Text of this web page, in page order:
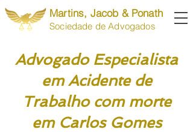
Martins, Jacob & Ponath
Sociedade de Advogados
Advogado Especialista
em Acidente de
Trabalho com morte
em Carlos Gomes